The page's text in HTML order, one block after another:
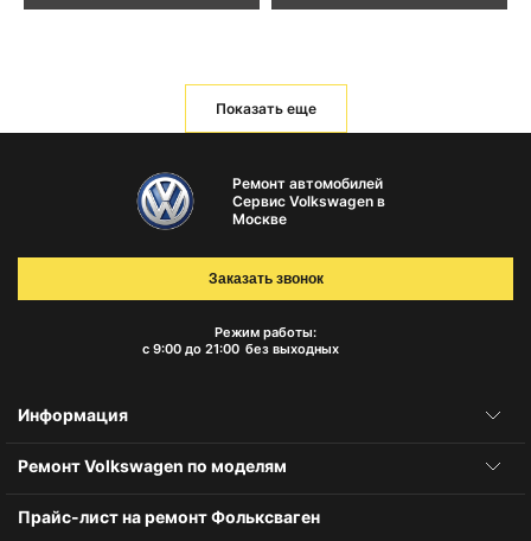
Показать еще
Ремонт автомобилей
Сервис Volkswagen в
Москве
Режим работы:
с 9:00 до 21:00 без выходных
Заказать звонок
Информация
Ремонт Volkswagen по моделям
Прайс-лист на ремонт Фольксваген